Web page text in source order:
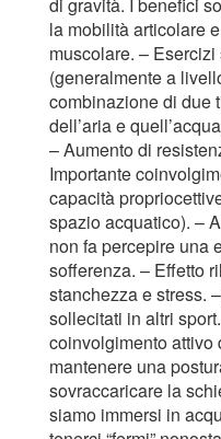
di gravità. I benefici
la mobilità articolare
muscolare. –
(generalmente a
combinazione di due
dell’aria e
– Aumento di
Importante
capacità
spazio acquatico). –
non fa percepire una
sofferenza. – Effetto
stanchezza e stress.
sollecitati in altri
coinvolgimento attivo
mantenere una
sovraccaricare la
siamo immersi in